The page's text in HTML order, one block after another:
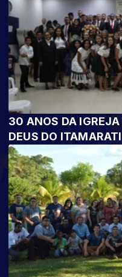
30 ANOS DA IGREJA
DEUS DO ITAMARATI